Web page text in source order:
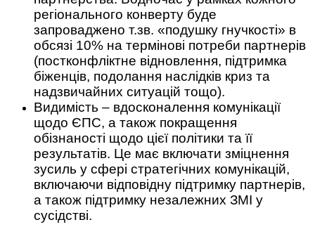
регіонального конверту буде
запроваджено т.зв. «подушку гнучкості» в
обсязі 10% на термінові потреби партнерів
(постконфліктне відновлення, підтримка
біженців, подолання наслідків криз та
надзвичайних ситуацій тощо).
Видимість – вдосконалення комунікації
щодо ЄПС, а також покращення
обізнаності щодо цієї політики та її
результатів. Це має включати зміцнення
зусиль у сфері стратегічних комунікацій,
включаючи відповідну підтримку партнерів,
а також підтримку незалежних ЗМІ у
сусідстві.